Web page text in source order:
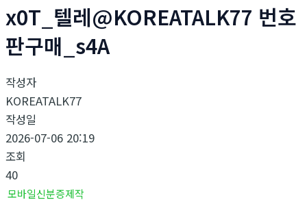
x0T_텔레@KOREATALK77 번호
판구매_s4A
작성자
KOREATALK77
작성일
2026-07-06 20:19
조회
40
모바일신분증제작